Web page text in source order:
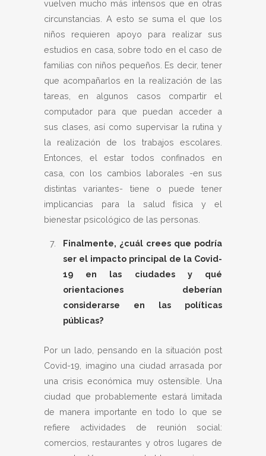
vuelven mucho más intensos que en otras
circunstancias. A esto se suma el que los
niños requieren apoyo para realizar sus
estudios en casa, sobre todo en el caso de
familias con niños pequeños. Es decir, tener
que acompañarlos en la realización de las
tareas, en algunos casos compartir el
computador para que puedan acceder a
sus clases, así como supervisar la rutina y
la realización de los trabajos escolares.
Entonces, el estar todos confinados en
casa, con los cambios laborales -en sus
distintas variantes- tiene o puede tener
implicancias para la salud física y el
bienestar psicológico de las personas.
Finalmente, ¿cuál crees que podría
ser el impacto principal de la Covid-
19 en las ciudades y qué
orientaciones deberían
considerarse en las políticas
públicas?
Por un lado, pensando en la situación post
Covid-19, imagino una ciudad arrasada por
una crisis económica muy ostensible. Una
ciudad que probablemente estará limitada
de manera importante en todo lo que se
refiere actividades de reunión social:
comercios, restaurantes y otros lugares de